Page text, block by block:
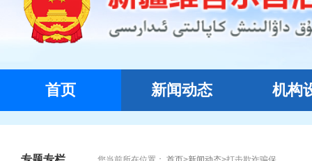
首页 新闻动态 机构